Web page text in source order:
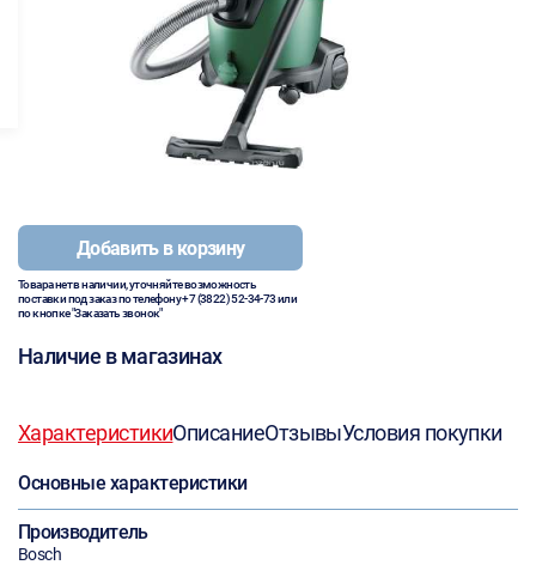
Добавить в корзину
Товара нет в наличии, уточняйте возможность
поставки под заказ по телефону+7 (3822) 52-34-73или
по кнопке "Заказать звонок"
Наличие в магазинах
ХарактеристикиОписаниеОтзывыУсловия покупки
Основные характеристики
Производитель
Bosch